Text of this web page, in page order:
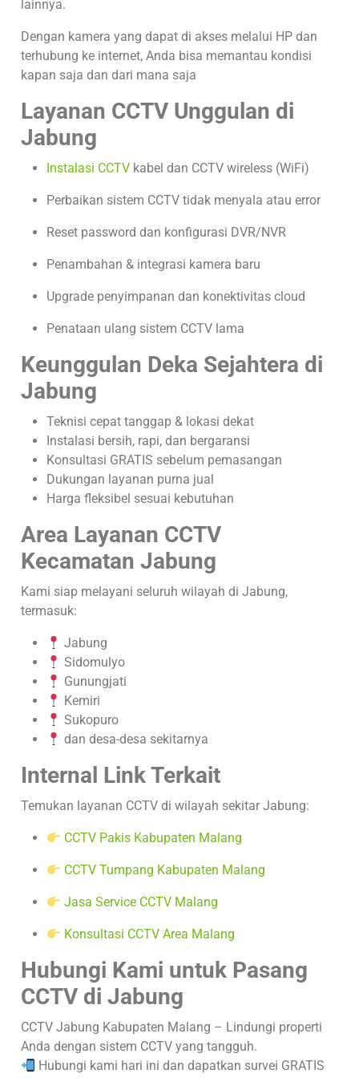
lainnya.
Dengan kamera yang dapat di akses melalui HP dan
terhubung ke internet, Anda bisa memantau kondisi
kapan saja dan dari mana saja
Layanan CCTV Unggulan di
Jabung
Instalasi CCTV kabel dan CCTV wireless (WiFi)
Perbaikan sistem CCTV tidak menyala atau error
Reset password dan konfigurasi DVR/NVR
Penambahan & integrasi kamera baru
Upgrade penyimpanan dan konektivitas cloud
Penataan ulang sistem CCTV lama
Keunggulan Deka Sejahtera di
Jabung
Teknisi cepat tanggap & lokasi dekat
Instalasi bersih, rapi, dan bergaransi
Konsultasi GRATIS sebelum pemasangan
Dukungan layanan purna jual
Harga fleksibel sesuai kebutuhan
Area Layanan CCTV
Kecamatan Jabung
Kami siap melayani seluruh wilayah di Jabung,
termasuk:
Jabung
Sidomulyo
Gunungjati
Kemiri
Sukopuro
dan desa-desa sekitarnya
Internal Link Terkait
Temukan layanan CCTV di wilayah sekitar Jabung:
CCTV Pakis Kabupaten Malang
CCTV Tumpang Kabupaten Malang
Jasa Service CCTV Malang
Konsultasi CCTV Area Malang
Hubungi Kami untuk Pasang
CCTV di Jabung
CCTV Jabung Kabupaten Malang – Lindungi properti
Anda dengan sistem CCTV yang tangguh.
Hubungi kami hari ini dan dapatkan survei GRATIS